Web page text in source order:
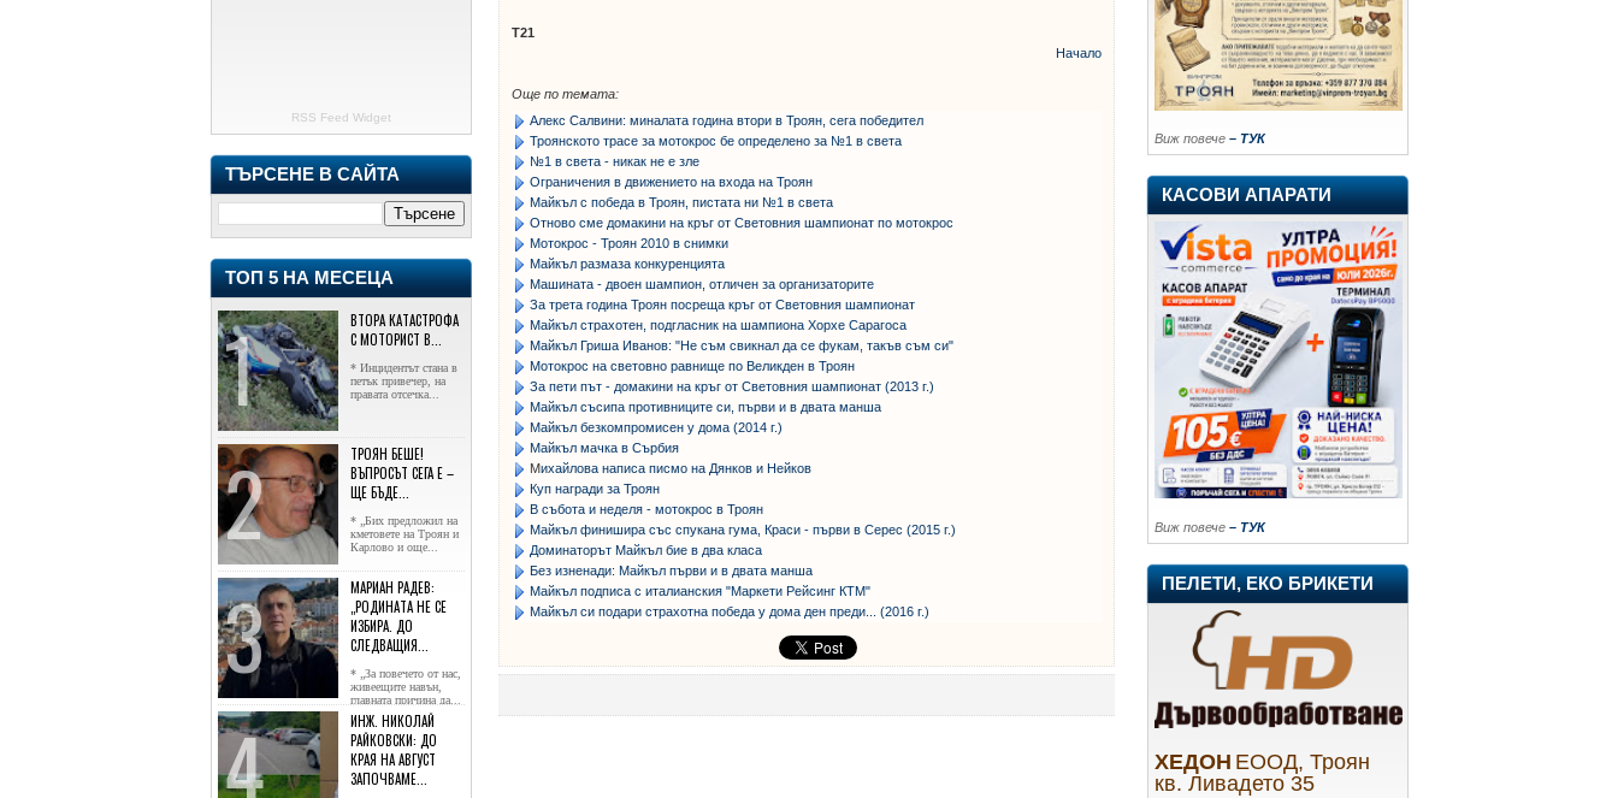
RSS Feed Widget
ТЪРСЕНЕ В САЙТА
ТОП 5 НА МЕСЕЦА
ВТОРА КАТАСТРОФА
С МОТОРИСТ В...
* Инцидентът стана в
петък привечер, на
правата отсечка...
ТРОЯН БЕШЕ!
ВЪПРОСЪТ СЕГА Е –
ЩЕ БЪДЕ...
* „Бих предложил на
кметовете на Троян и
Карлово и още...
МАРИАН РАДЕВ:
„РОДИНАТА НЕ СЕ
ИЗБИРА. ДО
СЛЕДВАЩИЯ...
* „За повечето от нас,
живеещите навън,
главната причина да...
ИНЖ. НИКОЛАЙ
РАЙКОВСКИ: ДО
КРАЯ НА АВГУСТ
ЗАПОЧВАМЕ...
Т21
Начало
Още по темата:
Алекс Салвини: миналата година втори в Троян, сега победител
Троянското трасе за мотокрос бе определено за №1 в света
№1 в света - никак не е зле
Ограничения в движението на входа на Троян
Майкъл с победа в Троян, пистата ни №1 в света
Отново сме домакини на кръг от Световния шампионат по мотокрос
Мотокрос - Троян 2010 в снимки
Майкъл размаза конкуренцията
Машината - двоен шампион, отличен за организаторите
За трета година Троян посреща кръг от Световния шампионат
Майкъл страхотен, подгласник на шампиона Хорхе Сарагоса
Майкъл Гриша Иванов: "Не съм свикнал да се фукам, такъв съм си"
Мотокрос на световно равнище по Великден в Троян
За пети път - домакини на кръг от Световния шампионат (2013 г.)
Майкъл съсипа противниците си, първи и в двата манша
Майкъл безкомпромисен у дома (2014 г.)
Майкъл мачка в Сърбия
Михайлова написа писмо на Дянков и Нейков
Куп награди за Троян
В събота и неделя - мотокрос в Троян
Майкъл финишира със спукана гума, Краси - първи в Серес (2015 г.)
Доминаторът Майкъл бие в два класа
Без изненади: Майкъл първи и в двата манша
Майкъл подписа с италианския "Маркети Рейсинг КТМ"
Майкъл си подари страхотна победа у дома ден преди... (2016 г.)
Виж повече – ТУК
КАСОВИ АПАРАТИ
Виж повече – ТУК
ПЕЛЕТИ, ЕКО БРИКЕТИ
ХЕДОН ЕООД, Троян
кв. Ливадето 35